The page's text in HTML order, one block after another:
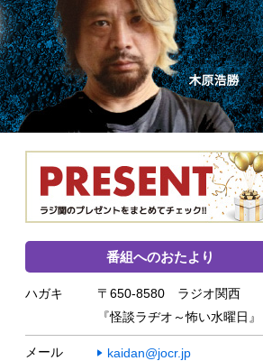
番組へのおたより
ハガキ
〒650-8580 ラジオ関西
『怪談ラヂオ～怖い水曜日』
メール
kaidan@jocr.jp